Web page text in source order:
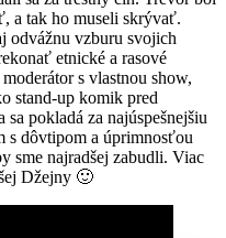
a tak ho museli skrývať.
odvážnu vzburu svojich
etnické a rasové
s vlastnou show,
stand-up komik pred
pokladá za najúspešnejšiu
s dôvtipom a úprimnosťou
sme najradšej zabudli. Viac
Džejny 🙂